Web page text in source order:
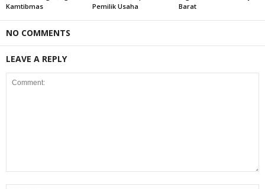
Kamtibmas
Pemilik Usaha
Barat
NO COMMENTS
LEAVE A REPLY